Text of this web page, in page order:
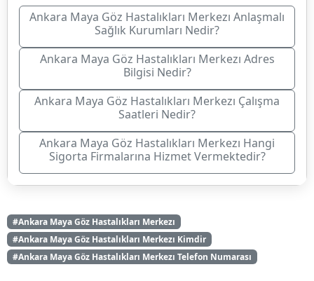
Ankara Maya Göz Hastalıkları Merkezı Anlaşmalı
Sağlık Kurumları Nedir?
Ankara Maya Göz Hastalıkları Merkezı Adres
Bilgisi Nedir?
Ankara Maya Göz Hastalıkları Merkezı Çalışma
Saatleri Nedir?
Ankara Maya Göz Hastalıkları Merkezı Hangi
Sigorta Firmalarına Hizmet Vermektedir?
#Ankara Maya Göz Hastalıkları Merkezı
#Ankara Maya Göz Hastalıkları Merkezı Kimdir
#Ankara Maya Göz Hastalıkları Merkezı Telefon Numarası